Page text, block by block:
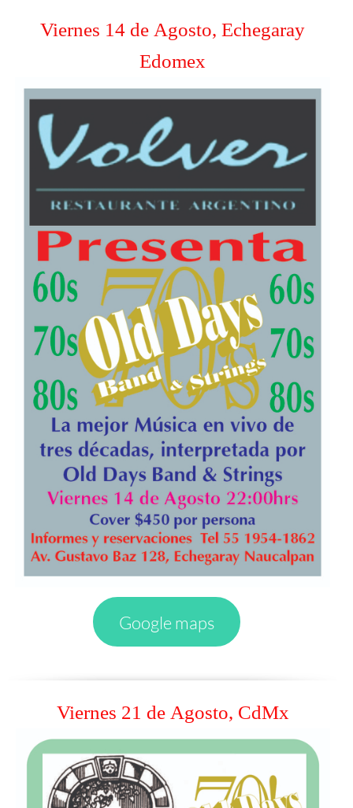
Viernes 14 de Agosto, Echegaray
Edomex
Google maps
Viernes 21 de Agosto, CdMx